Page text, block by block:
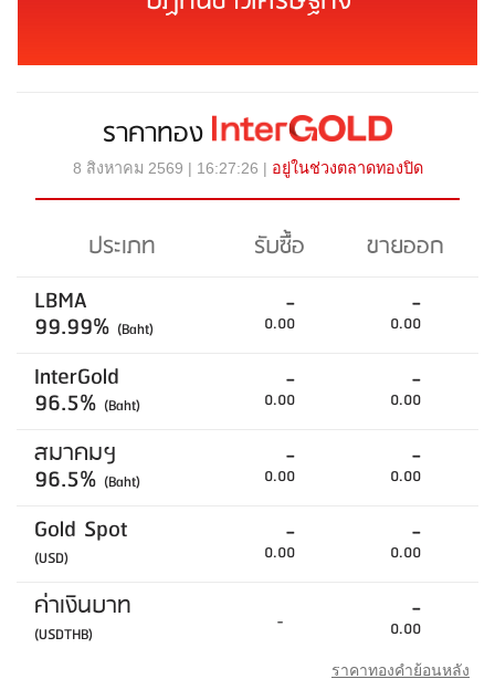
ราคาทอง
8 สิงหาคม 2569 | 16:27:26 | อยู่ในช่วงตลาดทองปิด
ประเภท รับซื้อ
ขายออก
LBMA
99.99% (Baht)
-
0.00
-
0.00
InterGold
96.5% (Baht)
-
0.00
-
0.00
สมาคมฯ
96.5% (Baht)
-
0.00
-
0.00
Gold Spot
(USD)
-
0.00
-
0.00
ค่าเงินบาท
(USDTHB) - -
0.00
ราคาทองคำย้อนหลัง